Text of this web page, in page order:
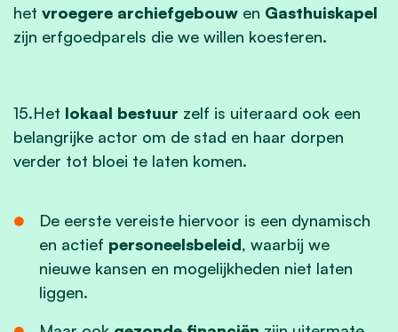
het vroegere archiefgebouw en Gasthuiskapel
zijn erfgoedparels die we willen koesteren.
15.Het lokaal bestuur zelf is uiteraard ook een
belangrijke actor om de stad en haar dorpen
verder tot bloei te laten komen.
De eerste vereiste hiervoor is een dynamisch
en actief personeelsbeleid, waarbij we
nieuwe kansen en mogelijkheden niet laten
liggen.